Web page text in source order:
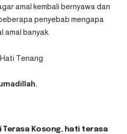
amal kembali bernyawa dan
penyebab mengapa
banyak.
Tenang
Terasa Kosong, hati terasa